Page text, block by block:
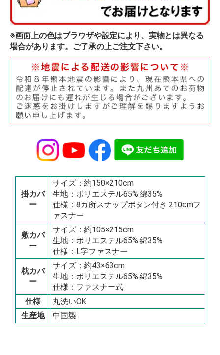
※画面上の色はブラウザや設定により、実物とは異なる
場合があります。ご了承の上ご注文下さい。
掛カバ
ー
サイズ：約150×210cm
生地：ポリエステル65% 綿35%
仕様：8カ所スナップボタン付き 210cmフ
ァスナー
敷カバ
ー
サイズ：約105×215cm
生地：ポリエステル65% 綿35%
仕様：L字ファスナー
枕カバ
ー
サイズ：約43×63cm
生地：ポリエステル65% 綿35%
仕様：ファスナー式
仕様
丸洗いOK
生産地
中国製